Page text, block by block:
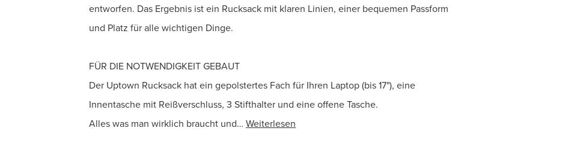
entworfen. Das Ergebnis ist ein Rucksack mit klaren Linien, einer bequemen Passform
und Platz für alle wichtigen Dinge.
FÜR DIE NOTWENDIGKEIT GEBAUT
Der Uptown Rucksack hat ein gepolstertes Fach für Ihren Laptop (bis 17"), eine
Innentasche mit Reißverschluss, 3 Stifthalter und eine offene Tasche.
Alles was man wirklich braucht und… Weiterlesen